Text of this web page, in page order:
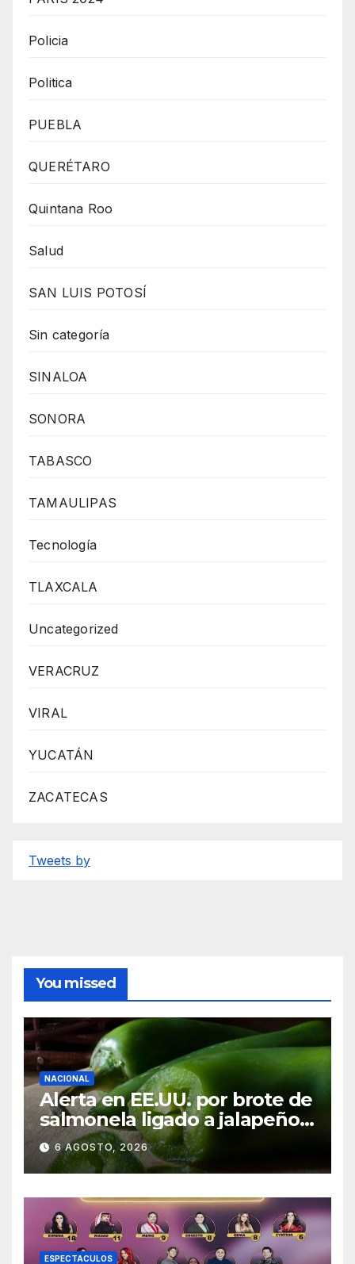
Policia
Politica
PUEBLA
QUERÉTARO
Quintana Roo
Salud
SAN LUIS POTOSÍ
Sin categoría
SINALOA
SONORA
TABASCO
TAMAULIPAS
Tecnología
TLAXCALA
Uncategorized
VERACRUZ
VIRAL
YUCATÁN
ZACATECAS
Tweets by
You missed
NACIONAL
Alerta en EE.UU. por brote de
salmonela ligado a jalapeños
mexicanos; reportan 345
casos
6 AGOSTO, 2026
ESPECTACULOS